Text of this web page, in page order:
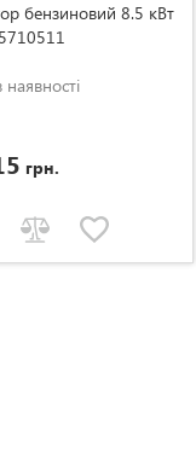
бензиновий 8.5 кВт
грн.